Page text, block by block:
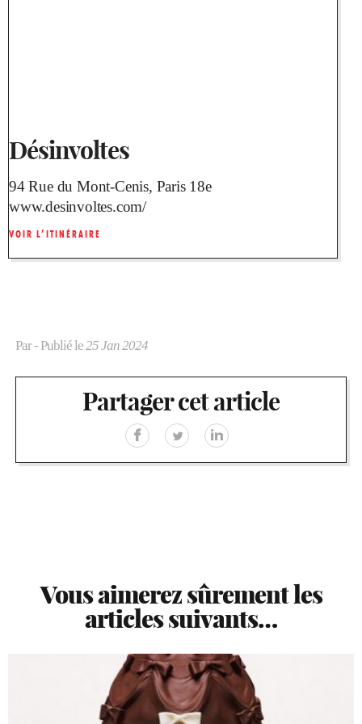
Désinvoltes
94 Rue du Mont-Cenis, Paris 18e
www.desinvoltes.com/
VOIR L’ITINÉRAIRE
Par- Publié le25 Jan 2024
Partager cet article
Vous aimerez sûrement les
articles suivants…